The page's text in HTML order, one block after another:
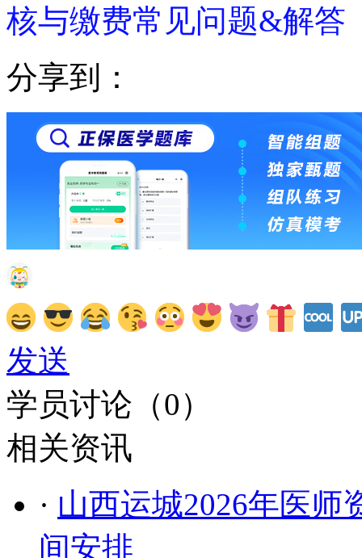
核与缴费常见问题&解答
分享到：
发送
学员讨论（0）
相关资讯
· 山西运城2026年医师
间安排